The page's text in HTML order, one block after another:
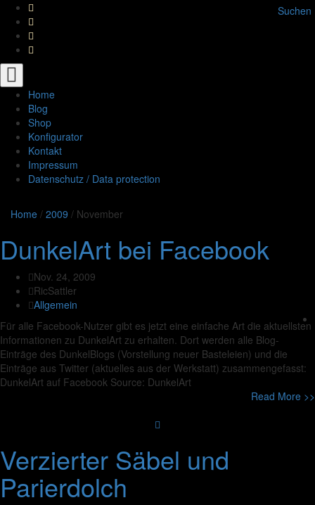
Suchen
Toggle
navigation
Home
Blog
Shop
Konfigurator
Kontakt
Impressum
Datenschutz / Data protection
Home / 2009 / November
DunkelArt bei Facebook
Nov. 24, 2009
RicSattler
Allgemein
Für alle Facebook-Nutzer gibt es jetzt eine einfache Art die aktuellsten
Informationen zu DunkelArt zu erhalten. Dort werden alle Blog-
Einträge des DunkelBlogs (Vorstellung neuer Basteleien) und die
Einträge aus Twitter (aktuelles aus der Werkstatt) zusammengefasst:
DunkelArt auf Facebook Source: DunkelArt
Read More >>
Verzierter Säbel und
Parierdolch